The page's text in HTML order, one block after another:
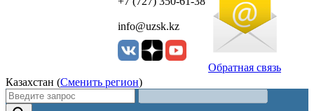
info@uzsk.kz
Обратная связь
Казахстан (Сменить регион)